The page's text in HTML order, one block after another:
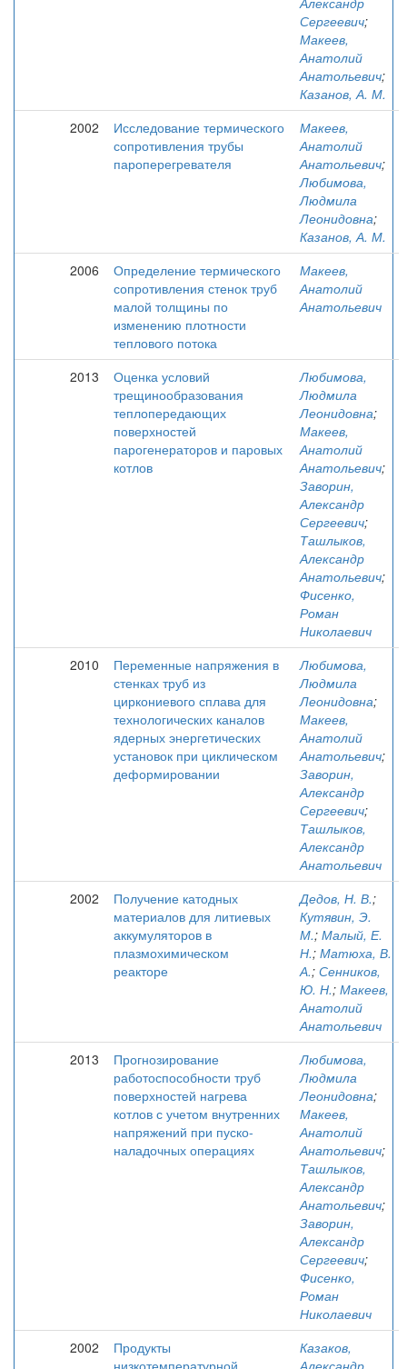
Сергеевич;
Макеев,
Анатолий
Анатольевич;
Казанов, А. М.
2002
Исследование термического
сопротивления трубы
пароперегревателя
Макеев,
Анатолий
Анатольевич;
Любимова,
Людмила
Леонидовна;
Казанов, А. М.
2006
Определение термического
сопротивления стенок труб
малой толщины по
изменению плотности
теплового потока
Макеев,
Анатолий
Анатольевич
2013
Оценка условий
трещинообразования
теплопередающих
поверхностей
парогенераторов и паровых
котлов
Любимова,
Людмила
Леонидовна;
Макеев,
Анатолий
Анатольевич;
Заворин,
Александр
Сергеевич;
Ташлыков,
Александр
Анатольевич;
Фисенко,
Роман
Николаевич
2010
Переменные напряжения в
стенках труб из
циркониевого сплава для
технологических каналов
ядерных энергетических
установок при циклическом
деформировании
Любимова,
Людмила
Леонидовна;
Макеев,
Анатолий
Анатольевич;
Заворин,
Александр
Сергеевич;
Ташлыков,
Александр
Анатольевич
2002
Получение катодных
материалов для литиевых
аккумуляторов в
плазмохимическом
реакторе
Дедов, Н. В.;
Кутявин, Э.
М.; Малый, Е.
Н.; Матюха, В.
А.; Сенников,
Ю. Н.; Макеев,
Анатолий
Анатольевич
2013
Прогнозирование
работоспособности труб
поверхностей нагрева
котлов с учетом внутренних
напряжений при пуско-
наладочных операциях
Любимова,
Людмила
Леонидовна;
Макеев,
Анатолий
Анатольевич;
Ташлыков,
Александр
Анатольевич;
Заворин,
Александр
Сергеевич;
Фисенко,
Роман
Николаевич
2002
Продукты
низкотемпературной
Казаков,
Александр